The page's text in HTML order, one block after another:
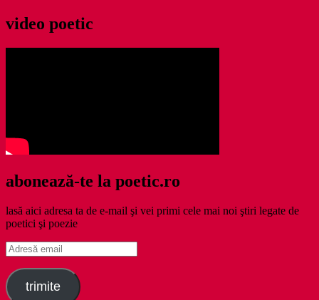
video poetic
abonează-te la poetic.ro
lasă aici adresa ta de e-mail şi vei primi cele mai noi ştiri legate de
poetici şi poezie
Adresă
email
trimite